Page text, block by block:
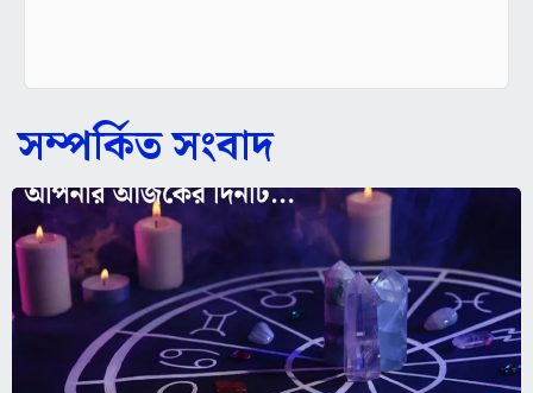
সম্পর্কিত সংবাদ